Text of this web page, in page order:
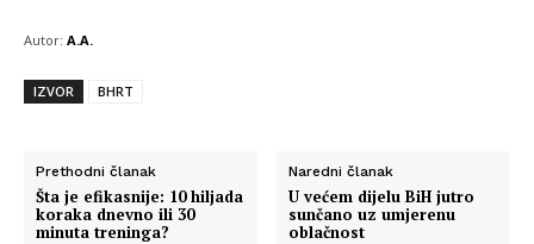
Autor: A.A.
IZVOR BHRT
Prethodni članak
Šta je efikasnije: 10 hiljada
koraka dnevno ili 30
minuta treninga?
Naredni članak
U većem dijelu BiH jutro
sunčano uz umjerenu
oblačnost